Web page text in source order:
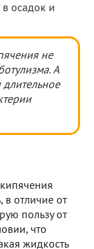
осадок и
не
А
длительное
кипячения
в отличие от
пользу от
что
жидкость